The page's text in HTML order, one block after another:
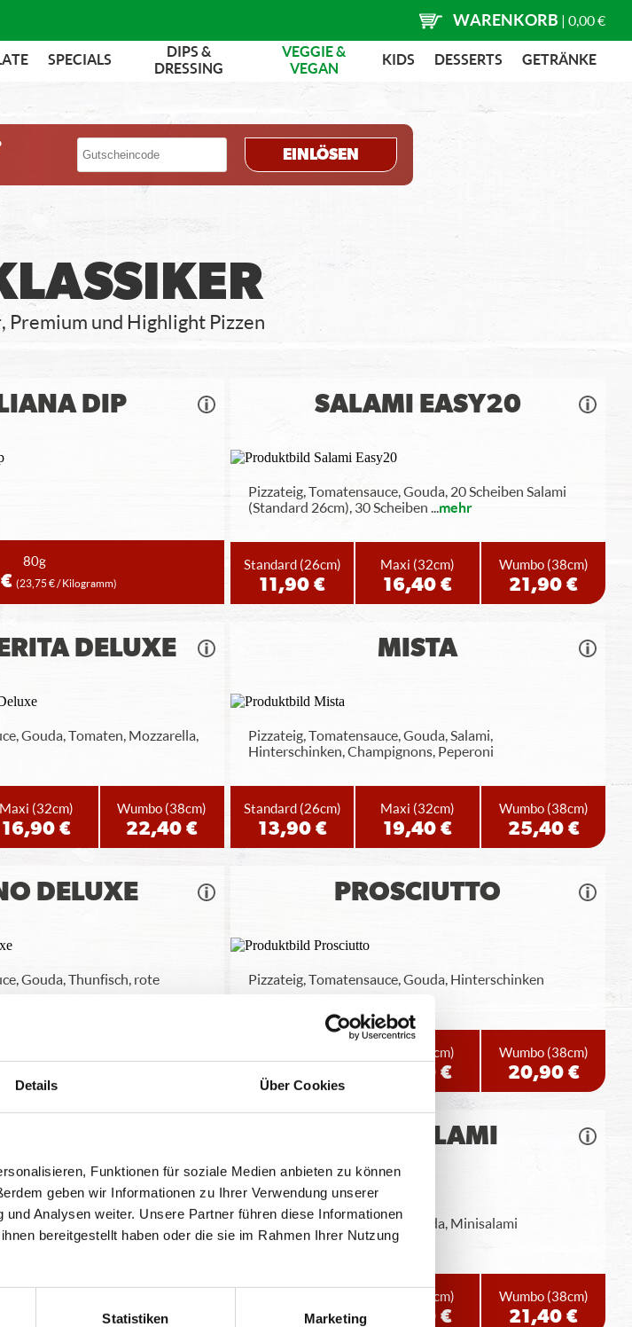
Details Über Cookies
Funktionen für soziale Medien anbieten zu können
geben wir Informationen zu Ihrer Verwendung unserer
Analysen weiter. Unsere Partner führen diese Informationen
bereitgestellt haben oder die sie im Rahmen Ihrer Nutzung
Statistiken Marketing
WARENKORB | 0,00 €
SPECIALS
DIPS &
DRESSING
VEGGIE &
VEGAN
KIDS DESSERTS GETRÄNKE
EINLÖSEN
Premium und Highlight Pizzen
DIP
80g
(23,75 € / Kilogramm)
SALAMI EASY20
Pizzateig, Tomatensauce, Gouda, 20 Scheiben Salami
(Standard 26cm), 30 Scheiben ...mehr
Standard (26cm)
11,90 €
Maxi (32cm)
16,40 €
Wumbo (38cm)
21,90 €
DELUXE
Gouda, Tomaten, Mozzarella,
Maxi (32cm)
16,90 €
Wumbo (38cm)
22,40 €
MISTA
Pizzateig, Tomatensauce, Gouda, Salami,
Hinterschinken, Champignons, Peperoni
Standard (26cm)
13,90 €
Maxi (32cm)
19,40 €
Wumbo (38cm)
25,40 €
DELUXE
Gouda, Thunfisch, rote
PROSCIUTTO
Pizzateig, Tomatensauce, Gouda, Hinterschinken
11,90 €
(32cm)
15,90 €
Wumbo (38cm)
20,90 €
Gouda, Sucuk (türkische
22,40 €
MINISALAMI
Pizzateig, Tomatensauce, Gouda, Minisalami
11,90 €
(32cm)
16,40 €
Wumbo (38cm)
21,40 €